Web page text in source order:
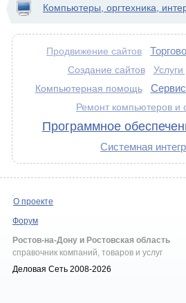
Компьютеры, оргтехника,
Продвижение сайтов
Создание сайтов
Компьютерная помощь
Ремонт компьютеров и
Программное
Системная
О проекте
Форум
Ростов-на-Дону и Ростовская область
справочник компаний, товаров и услуг
Деловая Сеть 2008-2026